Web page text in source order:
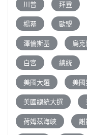
川普 拜登
楊冪 歐盟
澤倫斯基 烏克
白宮 總統
美國大選 美國
美國總統大選
荷姆茲海峽 謝